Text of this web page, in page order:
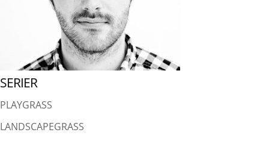
SERIER
PLAYGRASS
LANDSCAPEGRASS